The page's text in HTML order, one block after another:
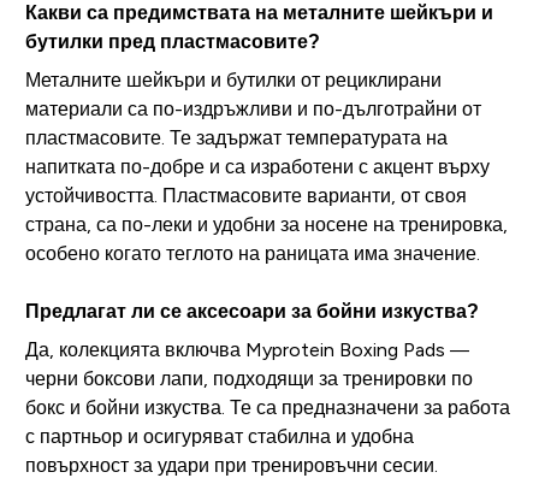
Какви са предимствата на металните шейкъри и
бутилки пред пластмасовите?
Металните шейкъри и бутилки от рециклирани
материали са по-издръжливи и по-дълготрайни от
пластмасовите. Те задържат температурата на
напитката по-добре и са изработени с акцент върху
устойчивостта. Пластмасовите варианти, от своя
страна, са по-леки и удобни за носене на тренировка,
особено когато теглото на раницата има значение.
Предлагат ли се аксесоари за бойни изкуства?
Да, колекцията включва Myprotein Boxing Pads —
черни боксови лапи, подходящи за тренировки по
бокс и бойни изкуства. Те са предназначени за работа
с партньор и осигуряват стабилна и удобна
повърхност за удари при тренировъчни сесии.